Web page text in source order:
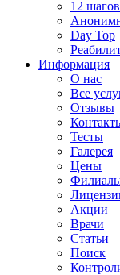
12 шагов
Day Top
Информация
О нас
Все
Отзывы
Тесты
Галерея
Цены
Акции
Врачи
Статьи
Поиск